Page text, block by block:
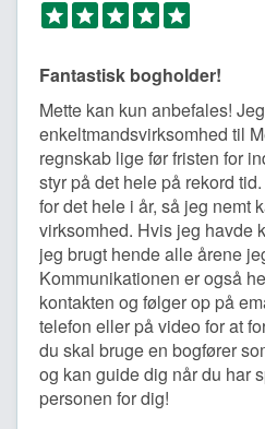
Fantastisk bogholder!
Mette kan kun anbefales!
enkeltmandsvirksomhed til
regnskab lige før fristen for
styr på det hele på rekord
for det hele i år, så jeg nemt
virksomhed. Hvis jeg havde
jeg brugt hende alle årene
Kommunikationen er også
kontakten og følger op på
telefon eller på video for at
du skal bruge en bogfører
og kan guide dig når du har
personen for dig!